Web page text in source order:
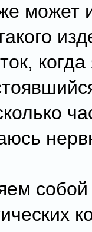
может
когда
собой